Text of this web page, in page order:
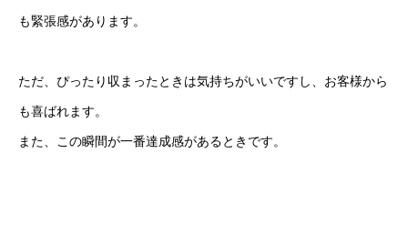
も緊張感があります。
ただ、ぴったり収まったときは気持ちがいいですし、お客様から
も喜ばれます。
また、この瞬間が一番達成感があるときです。